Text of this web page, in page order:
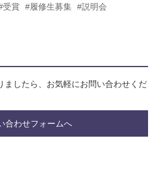
受賞 #履修生募集 #説明会
ましたら、お気軽にお問い合わせくだ
合わせフォームへ